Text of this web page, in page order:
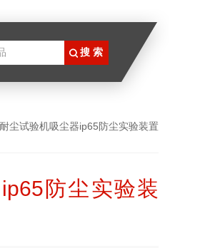
尘试验机吸尘器ip65防尘实验装置
防尘实验装